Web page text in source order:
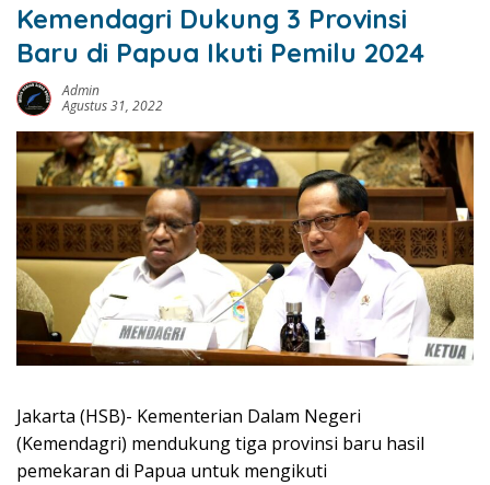
Kemendagri Dukung 3 Provinsi
Baru di Papua Ikuti Pemilu 2024
Admin
Agustus 31, 2022
Jakarta (HSB)- Kementerian Dalam Negeri
(Kemendagri) mendukung tiga provinsi baru hasil
pemekaran di Papua untuk mengikuti